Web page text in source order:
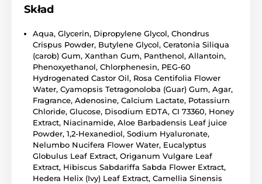
Skład
Aqua, Glycerin, Dipropylene Glycol, Chondrus
Crispus Powder, Butylene Glycol, Ceratonia Siliqua
(carob) Gum, Xanthan Gum, Panthenol, Allantoin,
Phenoxyethanol, Chlorphenesin, PEG-60
Hydrogenated Castor Oil, Rosa Centifolia Flower
Water, Cyamopsis Tetragonoloba (Guar) Gum, Agar,
Fragrance, Adenosine, Calcium Lactate, Potassiurn
Chloride, Glucose, Disodium EDTA, CI 73360, Honey
Extract, Niacinamide, Aloe Barbadensis Leaf juice
Powder, 1,2-Hexanediol, Sodium Hyaluronate,
Nelumbo Nucifera Flower Water, Eucalyptus
Globulus Leaf Extract, Origanum Vulgare Leaf
Extract, Hibiscus Sabdariffa Sabda Flower Extract,
Hedera Helix (Ivy) Leaf Extract, Camellia Sinensis